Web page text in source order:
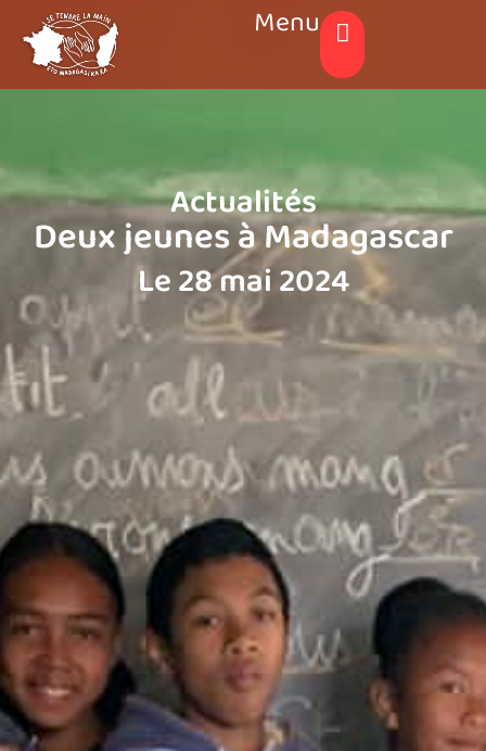
Menu
Actualités
Deux jeunes à Madagascar
Le 28 mai 2024